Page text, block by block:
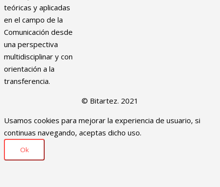
teóricas y aplicadas
en el campo de la
Comunicación desde
una perspectiva
multidisciplinar y con
orientación a la
transferencia.
© Bitartez. 2021
Usamos cookies para mejorar la experiencia de usuario, si
continuas navegando, aceptas dicho uso.
Ok